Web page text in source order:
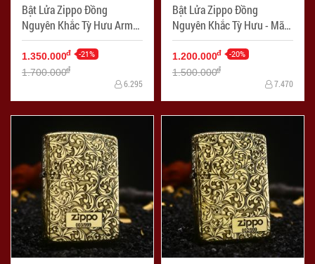
Bật Lửa Zippo Đồng
Nguyên Khắc Tỳ Hưu Armor
- Mã SP: ZPC2369-169
1.350.000đ -21%
1.700.000đ
6.295
Bật Lửa Zippo Đồng
Nguyên Khắc Tỳ Hưu - Mã
SP: ZPC2369-254
1.200.000đ -20%
1.500.000đ
7.470